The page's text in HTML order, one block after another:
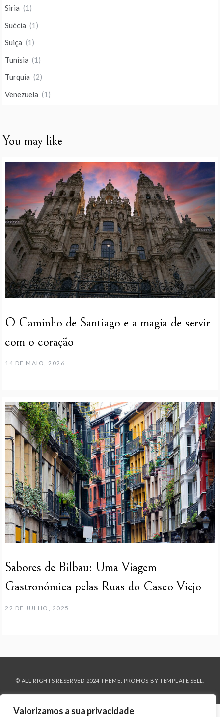
Valorizamos a sua privacidade
Siria (1)
Suécia (1)
Suiça (1)
Tunisia (1)
Turquia (2)
Venezuela (1)
You may like
O Caminho de Santiago e a magia de servir
com o coração
14 DE MAIO, 2026
Sabores de Bilbau: Uma Viagem
Gastronómica pelas Ruas do Casco Viejo
22 DE JULHO, 2025
© ALL RIGHTS RESERVED 2024 THEME: PROMOS BY TEMPLATE SELL